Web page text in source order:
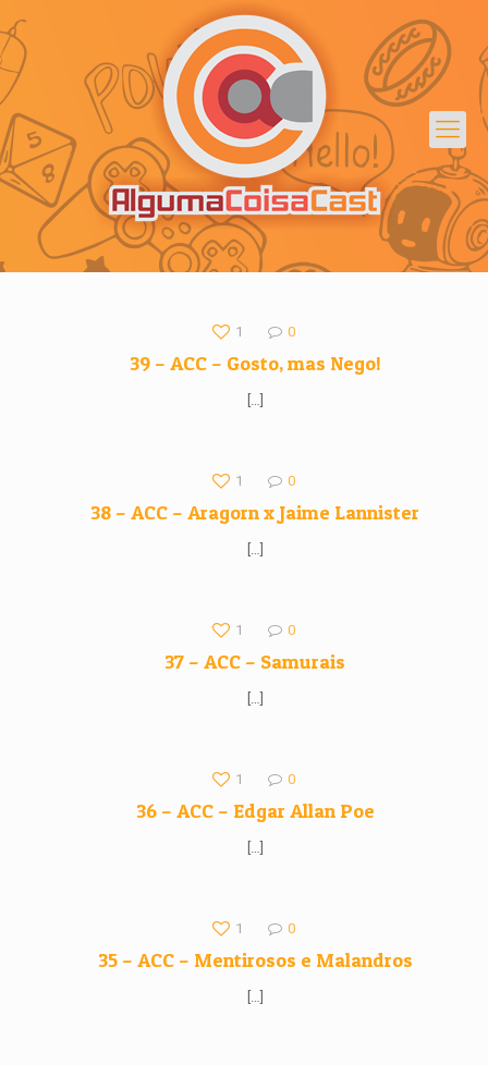
1 0
39 – ACC – Gosto, mas Nego!
[…]
1 0
38 – ACC – Aragorn x Jaime Lannister
[…]
1 0
37 – ACC – Samurais
[…]
1 0
36 – ACC – Edgar Allan Poe
[…]
1 0
35 – ACC – Mentirosos e Malandros
[…]